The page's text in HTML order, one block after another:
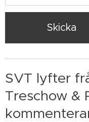
Skicka
SVT lyfter
Treschow &